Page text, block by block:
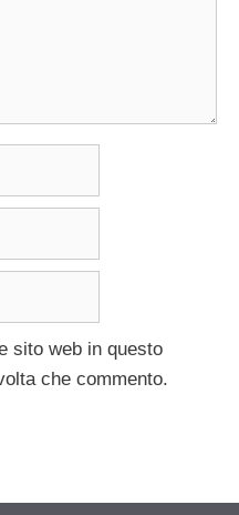
sito web in questo
che commento.